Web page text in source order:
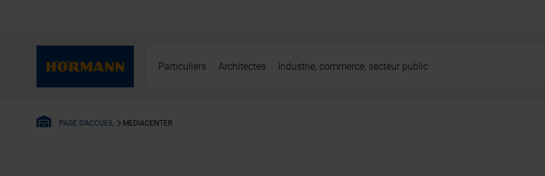
Particuliers Architectes Industrie, commerce, secteur public
PAGE D'ACCUEIL MEDIACENTER